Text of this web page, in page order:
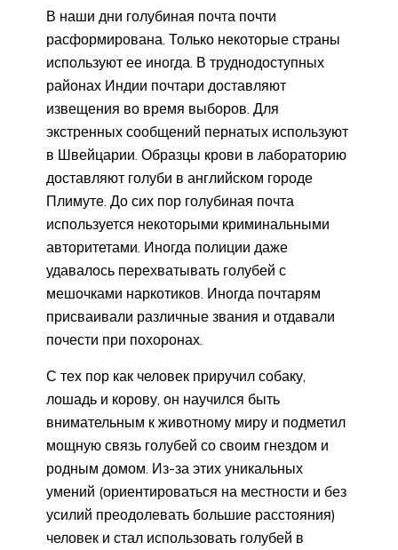
В наши дни голубиная почта почти
расформирована. Только некоторые страны
используют ее иногда. В труднодоступных
районах Индии почтари доставляют
извещения во время выборов. Для
экстренных сообщений пернатых используют
в Швейцарии. Образцы крови в лабораторию
доставляют голуби в английском городе
Плимуте. До сих пор голубиная почта
используется некоторыми криминальными
авторитетами. Иногда полиции даже
удавалось перехватывать голубей с
мешочками наркотиков. Иногда почтарям
присваивали различные звания и отдавали
почести при похоронах.
С тех пор как человек приручил собаку,
лошадь и корову, он научился быть
внимательным к животному миру и подметил
мощную связь голубей со своим гнездом и
родным домом. Из-за этих уникальных
умений (ориентироваться на местности и без
усилий преодолевать большие расстояния)
человек и стал использовать голубей в